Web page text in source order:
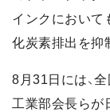
インクにおいて
化炭素排出を抑
8月31日には、
工業部会長らが